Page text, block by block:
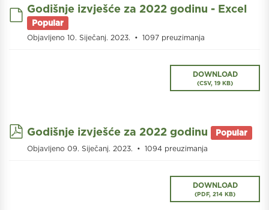
default
Godišnje izvješće za 2022 godinu - Excel
Popular
Objavljeno 10. Siječanj. 2023. 1097 preuzimanja
DOWNLOAD
(CSV, 19 KB)
pdf
Godišnje izvješće za 2022 godinu Popular
Objavljeno 09. Siječanj. 2023. 1094 preuzimanja
DOWNLOAD
(PDF, 214 KB)